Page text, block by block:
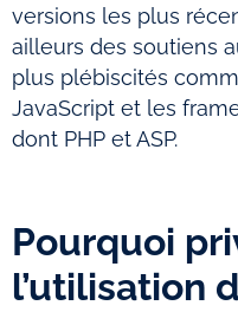
versions les plus
ailleurs des soutiens
plus plébiscités
JavaScript et les
dont PHP et ASP.
Pourquoi
l’utilisation